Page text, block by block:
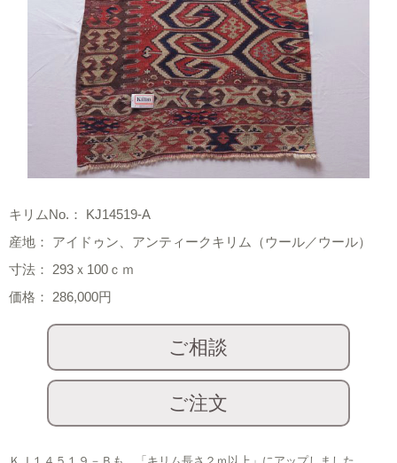
キリムNo.： KJ14519-A
産地： アイドゥン、アンティークキリム（ウール／ウール）
寸法： 293ｘ100ｃｍ
価格： 286,000円